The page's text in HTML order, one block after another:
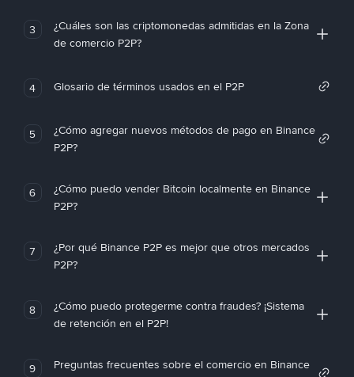
3
¿Cuáles son las criptomonedas admitidas en la Zona
de comercio P2P?
4 Glosario de términos usados en el P2P
5
¿Cómo agregar nuevos métodos de pago en Binance
P2P?
6
¿Cómo puedo vender Bitcoin localmente en Binance
P2P?
7
¿Por qué Binance P2P es mejor que otros mercados
P2P?
8
¿Cómo puedo protegerme contra fraudes? ¡Sistema
de retención en el P2P!
9
Preguntas frecuentes sobre el comercio en Binance